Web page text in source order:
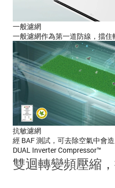
一般濾網
一般濾網作為第一道防線，擋住
抗敏濾網
經 BAF 測試，可去除空氣中會
DUAL Inverter Compressor™
雙迴轉變頻壓縮